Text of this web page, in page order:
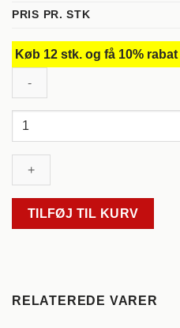
PRIS PR. STK
Køb 12 stk. og få 10% rabat
Belle
Rouge,
Les
Bourdic,
TILFØJ TIL KURV
RELATEREDE VARER